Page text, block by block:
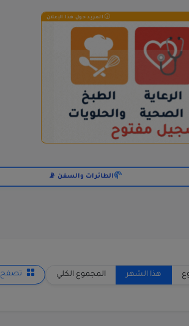
المزيد حول هذا الإعلان
الطائرات والسفن 📡
هذا الشهر المجموع الكلي تصفح